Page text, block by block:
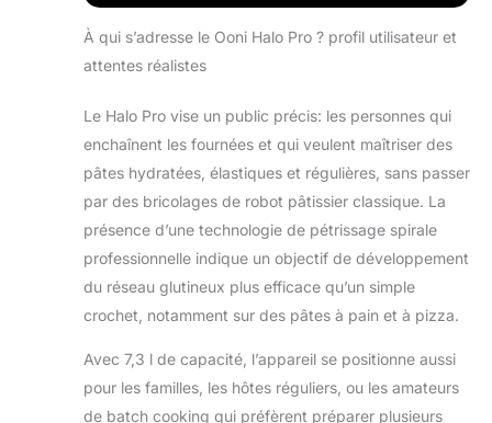
mélange en
spirale : bol rotatif,
amovible
développent des
structures de
gluten plus
pâte parfaite. Idéal
comme pétrin,
machine à pâte ou
pétrisseur de
précis – 58
niveaux de vitesse
(60–1 000+ tr/min)
À qui s’adresse le Ooni Halo Pro ? profil utilisateur et
attentes réalistes
Le Halo Pro vise un public précis: les personnes qui
enchaînent les fournées et qui veulent maîtriser des
pâtes hydratées, élastiques et régulières, sans passer
par des bricolages de robot pâtissier classique. La
présence d’une technologie de pétrissage spirale
professionnelle indique un objectif de développement
du réseau glutineux plus efficace qu’un simple
crochet, notamment sur des pâtes à pain et à pizza.
Avec 7,3 l de capacité, l’appareil se positionne aussi
pour les familles, les hôtes réguliers, ou les amateurs
de batch cooking qui préfèrent préparer plusieurs